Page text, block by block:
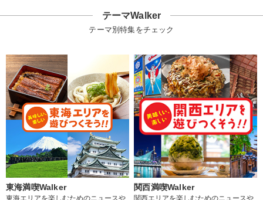
テーマWalker
テーマ別特集をチェック
東海満喫Walker
東海エリアを楽しむためのニュースや
関西満喫Walker
関西エリアを楽しむためのニュースや